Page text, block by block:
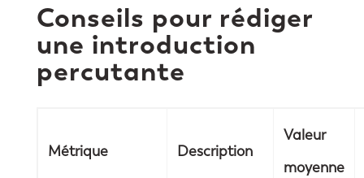
Conseils pour rédiger
une introduction
percutante
Métrique Description
Valeur
moyenne